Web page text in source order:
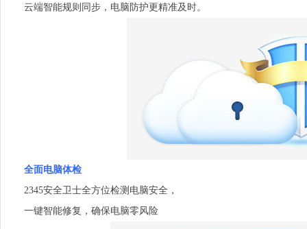
云端智能规则同步，电脑防护更精准及时。
全面电脑体检
2345安全卫士全方位检测电脑安全，
一键智能修复，确保电脑零风险